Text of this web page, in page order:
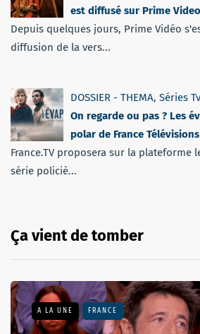
est diffusé sur Prime
Depuis quelques jours, Prime Vidéo
diffusion de la vers...
DOSSIER - THEMA, Séries Tv
On regarde ou pas ? Les
polar de France Télévisions
France.TV proposera sur la plateforme
série policiè...
Ça vient de tomber
A LA UNE FRANCE